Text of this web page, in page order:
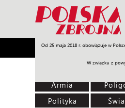
Od 25 maja 2018 r. obowiązuje w
W związku z
Armia Poligon Sprzęt
Armia
Polityka